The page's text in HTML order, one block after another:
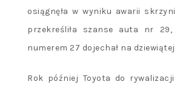
osiągnęła w wyniku awarii
przekreśliła szanse auta nr
numerem 27 dojechał na
Rok później Toyota do rywalizacji